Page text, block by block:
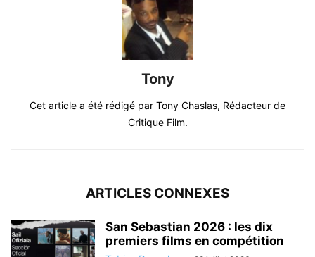
Tony
Cet article a été rédigé par Tony Chaslas, Rédacteur de
Critique Film.
ARTICLES CONNEXES
San Sebastian 2026 : les dix
premiers films en compétition